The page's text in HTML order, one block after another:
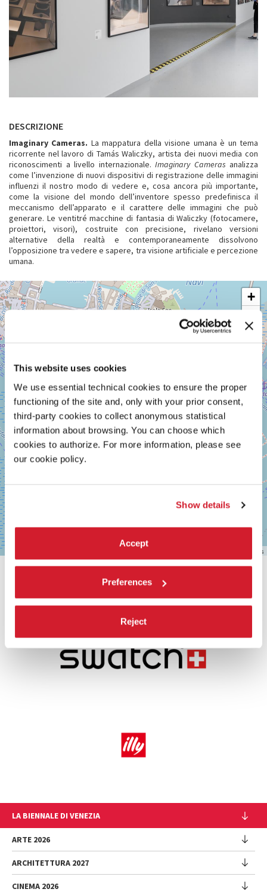
This website uses cookies
We use essential technical cookies to ensure the proper
functioning of the site and, only with your prior consent,
third-party cookies to collect anonymous statistical
information about browsing. You can choose which
cookies to authorize. For more information, please see
our cookie policy.
Show details
Accept
Preferences
Reject
DESCRIZIONE
Imaginary Cameras. La mappatura della visione umana è un tema
ricorrente nel lavoro di Tamás Waliczky, artista dei nuovi media con
riconoscimenti a livello internazionale. Imaginary Cameras analizza
come l’invenzione di nuovi dispositivi di registrazione delle immagini
influenzi il nostro modo di vedere e, cosa ancora più importante,
come la visione del mondo dell’inventore spesso predefinisca il
meccanismo dell’apparato e il carattere delle immagini che può
generare. Le ventitré macchine di fantasia di Waliczky (fotocamere,
proiettori, visori), costruite con precisione, rivelano versioni
alternative della realtà e contemporaneamente dissolvono
l’opposizione tra vedere e sapere, tra visione artificiale e percezione
umana.
GIARDINI
+
contributors
CONDIVIDI SU
LA BIENNALE DI VENEZIA
L'Istituzione
Cariche istituzionali
Storia
Luoghi
ARTE 2026
Esposizione
ARCHITETTURA 2027
Mostra
CINEMA 2026